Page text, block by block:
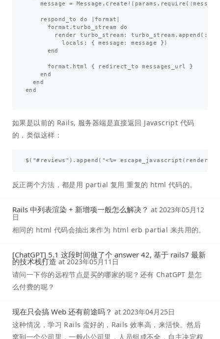
message =
    respond_to do |format|
      format.turbo_stream do
render turbo_stream:
          locals: { message: message })
      end
      format.html { redirect_to messages_url }
    end
  end
end
如果是以前的 Rails, 服务器端是直接返回 Javascript 代码
的，类似这样：
反正两个方法，都是用 partial 复用 重复的 html 代码的。
Rails 中列表渲染 + 新增项一般怎么解决？ at 2023年05月12
日
相同的 html 代码会抽出来作为 html erb partial 来共用的。
[ChatGPT] 5.1 这段时间做了个 answer 42, 基于 rails7 最新
的技术栈打造 at2023年05月11日
请问一下你的远程节点是买的哪家的呢？还有 ChatGPT 是怎
么付费的呢？
现在只会搞 Web 还有前途吗？ at 2023年04月25日
这种情况，学习 Rails 蛮好的，Rails 效率高，来活快。然后
窝到一个公司里，一般小公司里，人员组成不全，自主决定权